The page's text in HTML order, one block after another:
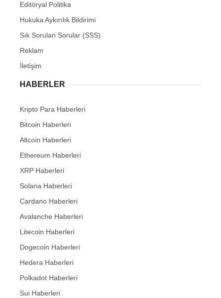
Editöryal Politika
Hukuka Aykırılık Bildirimi
Sık Sorulan Sorular (SSS)
Reklam
İletişim
HABERLER
Kripto Para Haberleri
Bitcoin Haberleri
Altcoin Haberleri
Ethereum Haberleri
XRP Haberleri
Solana Haberleri
Cardano Haberleri
Avalanche Haberleri
Litecoin Haberleri
Dogecoin Haberleri
Hedera Haberleri
Polkadot Haberleri
Sui Haberleri